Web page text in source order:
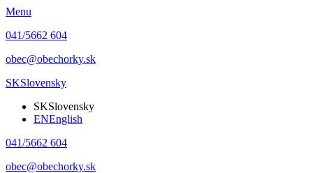
Menu
041/5662 604
obec@obechorky.sk
SKSlovensky
SKSlovensky
ENEnglish
041/5662 604
obec@obechorky.sk